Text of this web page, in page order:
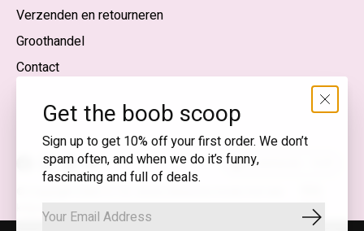
Verzenden en retourneren
Groothandel
Contact
knipoog
feed
Nederlands — EUR
SEK
Get the boob scoop
Sign up to get 10% off your first order. We don’t
spam often, and when we do it’s funny,
fascinating and full of deals.